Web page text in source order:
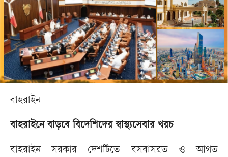
বাহরাইন
বাহরাইনে বাড়বে বিদেশিদের স্বাস্থ্যসেবার খরচ
বাহরাইন সরকার দেশটিতে বসবাসরত ও আগত